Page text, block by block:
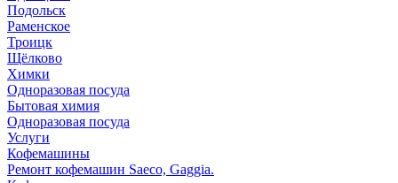
Подольск
Раменское
Троицк
Щёлково
Химки
Одноразовая посуда
Бытовая химия
Одноразовая посуда
Услуги
Кофемашины
Ремонт кофемашин Saeco, Gaggia.